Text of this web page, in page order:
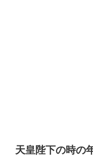
天皇陛下の時の